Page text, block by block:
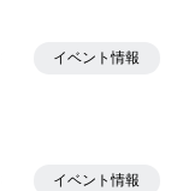
イベント情報
イベント情報